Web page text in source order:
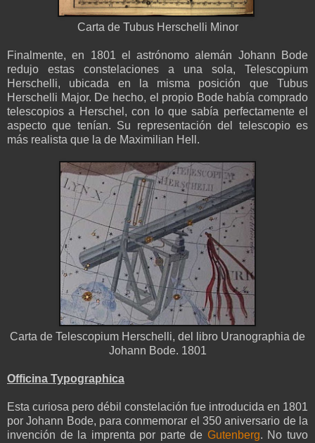
Carta de Tubus Herschelli Minor
Finalmente, en 1801 el astrónomo alemán Johann Bode
redujo estas constelaciones a una sola, Telescopium
Herschelli, ubicada en la misma posición que Tubus
Herschelli Major. De hecho, el propio Bode había comprado
telescopios a Herschel, con lo que sabía perfectamente el
aspecto que tenían. Su representación del telescopio es
más realista que la de Maximilian Hell.
Carta de Telescopium Herschelli, del libro Uranographia de
Johann Bode. 1801
Officina Typographica
Esta curiosa pero débil constelación fue introducida en 1801
por Johann Bode, para conmemorar el 350 aniversario de la
invención de la imprenta por parte de Gutenberg. No tuvo